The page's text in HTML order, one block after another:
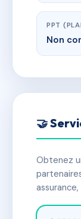
PPT
Non
🤝
Obtenez